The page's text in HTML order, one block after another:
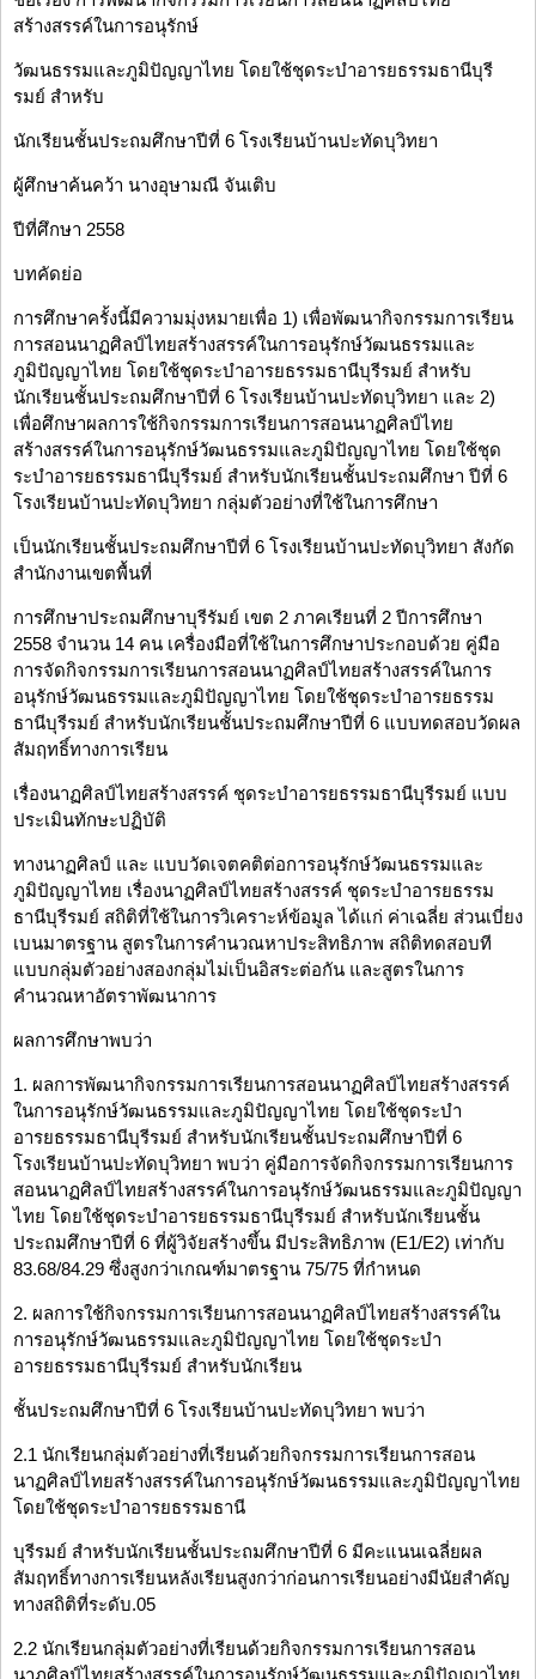
สร้างสรรค์ในการอนุรักษ์
วัฒนธรรมและภูมิปัญญาไทย โดยใช้ชุดระบำอารยธรรมธานีบุรี
รมย์ สำหรับ
นักเรียนชั้นประถมศึกษาปีที่ 6 โรงเรียนบ้านปะทัดบุวิทยา
ผู้ศึกษาค้นคว้า นางอุษามณี จันเติบ
ปีที่ศึกษา 2558
บทคัดย่อ
การศึกษาครั้งนี้มีความมุ่งหมายเพื่อ 1) เพื่อพัฒนากิจกรรมการเรียน
การสอนนาฏศิลป์ไทยสร้างสรรค์ในการอนุรักษ์วัฒนธรรมและ
ภูมิปัญญาไทย โดยใช้ชุดระบำอารยธรรมธานีบุรีรมย์ สำหรับ
นักเรียนชั้นประถมศึกษาปีที่ 6 โรงเรียนบ้านปะทัดบุวิทยา และ 2)
เพื่อศึกษาผลการใช้กิจกรรมการเรียนการสอนนาฏศิลป์ไทย
สร้างสรรค์ในการอนุรักษ์วัฒนธรรมและภูมิปัญญาไทย โดยใช้ชุด
ระบำอารยธรรมธานีบุรีรมย์ สำหรับนักเรียนชั้นประถมศึกษา ปีที่ 6
โรงเรียนบ้านปะทัดบุวิทยา กลุ่มตัวอย่างที่ใช้ในการศึกษา
เป็นนักเรียนชั้นประถมศึกษาปีที่ 6 โรงเรียนบ้านปะทัดบุวิทยา สังกัด
สำนักงานเขตพื้นที่
การศึกษาประถมศึกษาบุรีรัมย์ เขต 2 ภาคเรียนที่ 2 ปีการศึกษา
2558 จำนวน 14 คน เครื่องมือที่ใช้ในการศึกษาประกอบด้วย คู่มือ
การจัดกิจกรรมการเรียนการสอนนาฏศิลป์ไทยสร้างสรรค์ในการ
อนุรักษ์วัฒนธรรมและภูมิปัญญาไทย โดยใช้ชุดระบำอารยธรรม
ธานีบุรีรมย์ สำหรับนักเรียนชั้นประถมศึกษาปีที่ 6 แบบทดสอบวัดผล
สัมฤทธิ์ทางการเรียน
เรื่องนาฏศิลป์ไทยสร้างสรรค์ ชุดระบำอารยธรรมธานีบุรีรมย์ แบบ
ประเมินทักษะปฏิบัติ
ทางนาฏศิลป์ และ แบบวัดเจตคติต่อการอนุรักษ์วัฒนธรรมและ
ภูมิปัญญาไทย เรื่องนาฏศิลป์ไทยสร้างสรรค์ ชุดระบำอารยธรรม
ธานีบุรีรมย์ สถิติที่ใช้ในการวิเคราะห์ข้อมูล ได้แก่ ค่าเฉลี่ย ส่วนเบี่ยง
เบนมาตรฐาน สูตรในการคำนวณหาประสิทธิภาพ สถิติทดสอบที
แบบกลุ่มตัวอย่างสองกลุ่มไม่เป็นอิสระต่อกัน และสูตรในการ
คำนวณหาอัตราพัฒนาการ
ผลการศึกษาพบว่า
1. ผลการพัฒนากิจกรรมการเรียนการสอนนาฏศิลป์ไทยสร้างสรรค์
ในการอนุรักษ์วัฒนธรรมและภูมิปัญญาไทย โดยใช้ชุดระบำ
อารยธรรมธานีบุรีรมย์ สำหรับนักเรียนชั้นประถมศึกษาปีที่ 6
โรงเรียนบ้านปะทัดบุวิทยา พบว่า คู่มือการจัดกิจกรรมการเรียนการ
สอนนาฏศิลป์ไทยสร้างสรรค์ในการอนุรักษ์วัฒนธรรมและภูมิปัญญา
ไทย โดยใช้ชุดระบำอารยธรรมธานีบุรีรมย์ สำหรับนักเรียนชั้น
ประถมศึกษาปีที่ 6 ที่ผู้วิจัยสร้างขึ้น มีประสิทธิภาพ (E1/E2) เท่ากับ
83.68/84.29 ซึ่งสูงกว่าเกณฑ์มาตรฐาน 75/75 ที่กำหนด
2. ผลการใช้กิจกรรมการเรียนการสอนนาฏศิลป์ไทยสร้างสรรค์ใน
การอนุรักษ์วัฒนธรรมและภูมิปัญญาไทย โดยใช้ชุดระบำ
อารยธรรมธานีบุรีรมย์ สำหรับนักเรียน
ชั้นประถมศึกษาปีที่ 6 โรงเรียนบ้านปะทัดบุวิทยา พบว่า
2.1 นักเรียนกลุ่มตัวอย่างที่เรียนด้วยกิจกรรมการเรียนการสอน
นาฏศิลป์ไทยสร้างสรรค์ในการอนุรักษ์วัฒนธรรมและภูมิปัญญาไทย
โดยใช้ชุดระบำอารยธรรมธานี
บุรีรมย์ สำหรับนักเรียนชั้นประถมศึกษาปีที่ 6 มีคะแนนเฉลี่ยผล
สัมฤทธิ์ทางการเรียนหลังเรียนสูงกว่าก่อนการเรียนอย่างมีนัยสำคัญ
ทางสถิติที่ระดับ.05
2.2 นักเรียนกลุ่มตัวอย่างที่เรียนด้วยกิจกรรมการเรียนการสอน